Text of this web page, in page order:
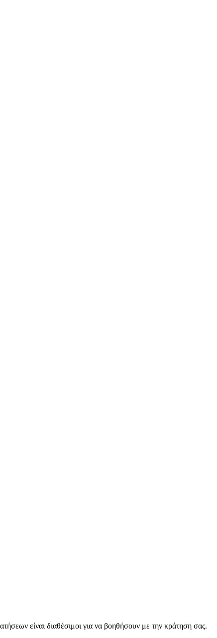
είναι διαθέσιμοι για να βοηθήσουν με την κράτηση σας.